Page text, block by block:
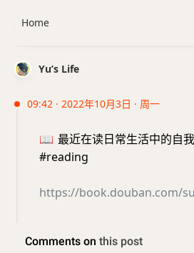
Yu’s Life
09:42 · 2022年10月3日 · 周一
📖 最近在读日常生活中的自
#reading
https://book.douban.com/
Home